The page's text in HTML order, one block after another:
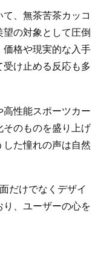
、無茶苦茶カッコ
の対象として圧倒
価格や現実的な入手
け止める反応も多
性能スポーツカー
そのものを盛り上げ
した憧れの声は自然
だけでなくデザイ
り、ユーザーの心を